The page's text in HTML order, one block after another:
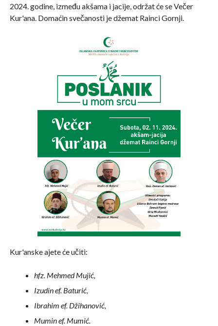
2024. godine, između akšama i jacije, održat će se Večer
Kur'ana. Domaćin svečanosti je džemat Rainci Gornji.
Kur'anske ajete će učiti:
hfz. Mehmed Mujić,
Izudin ef. Baturić,
Ibrahim ef. Džihanović,
Mumin ef. Mumić.